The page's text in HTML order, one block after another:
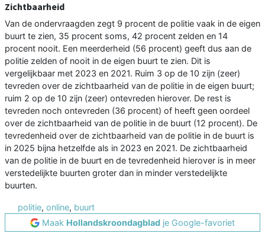
Zichtbaarheid
Van de ondervraagden zegt 9 procent de politie vaak in de eigen
buurt te zien, 35 procent soms, 42 procent zelden en 14
procent nooit. Een meerderheid (56 procent) geeft dus aan de
politie zelden of nooit in de eigen buurt te zien. Dit is
vergelijkbaar met 2023 en 2021. Ruim 3 op de 10 zijn (zeer)
tevreden over de zichtbaarheid van de politie in de eigen buurt;
ruim 2 op de 10 zijn (zeer) ontevreden hierover. De rest is
tevreden noch ontevreden (36 procent) of heeft geen oordeel
over de zichtbaarheid van de politie in de buurt (12 procent). De
tevredenheid over de zichtbaarheid van de politie in de buurt is
in 2025 bijna hetzelfde als in 2023 en 2021. De zichtbaarheid
van de politie in de buurt en de tevredenheid hierover is in meer
verstedelijkte buurten groter dan in minder verstedelijkte
buurten.
politie, online, buurt
Maak Hollandskroondagblad je Google-favoriet